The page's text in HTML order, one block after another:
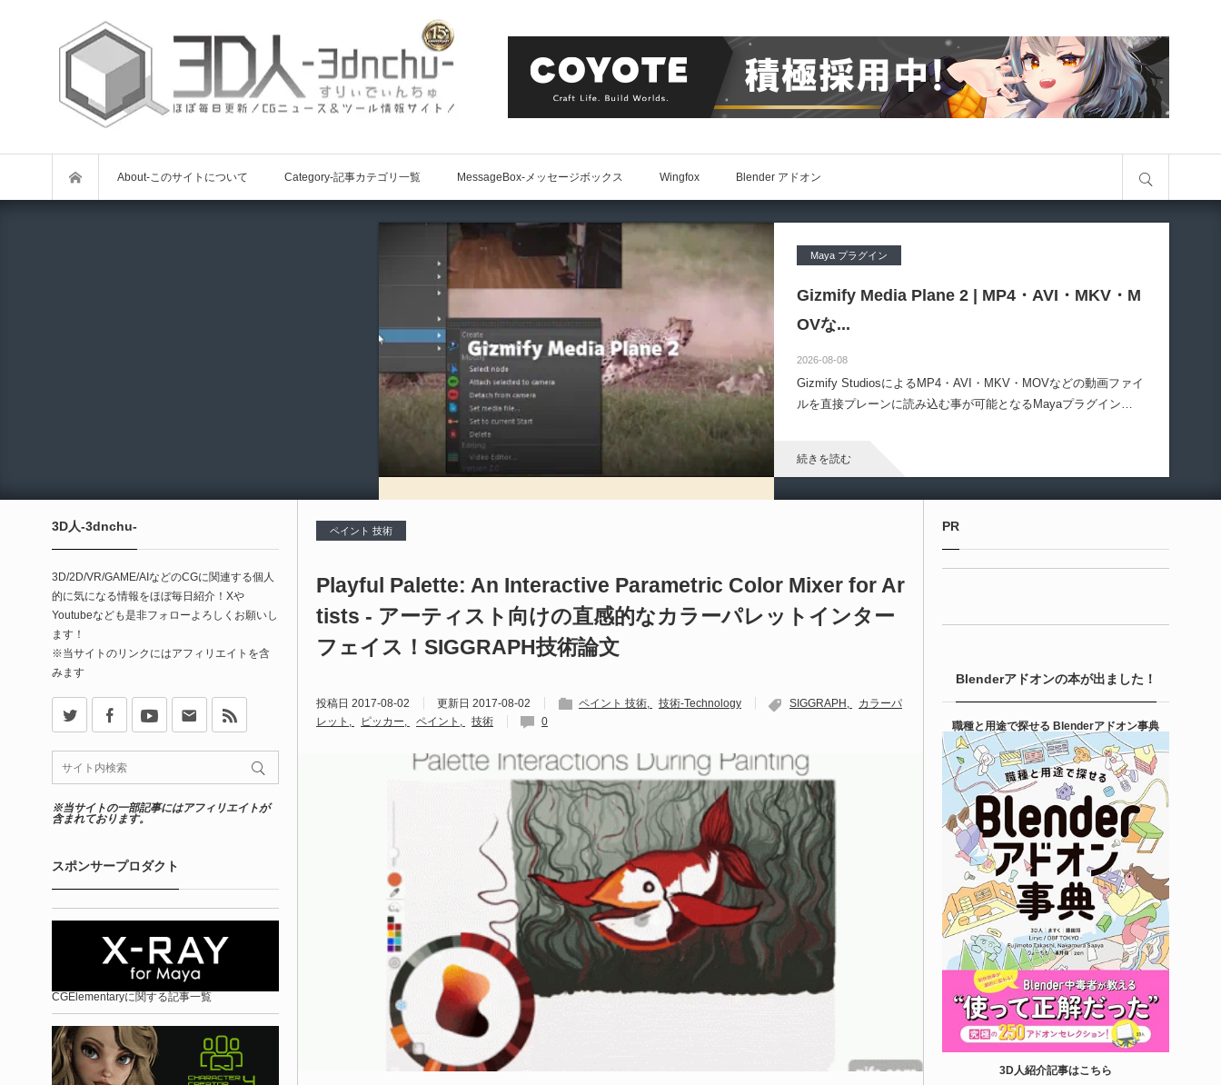
About-このサイトについて Category-記事カテゴリ一覧 MessageBox-メッセージボックス Wingfox Blender アドオン
Maya プラグイン
Gizmify Media Plane 2 | MP4・AVI・MKV・M
OVな...
2026-08-08
Gizmify StudiosによるMP4・AVI・MKV・MOVなどの動画ファイ
ルを直接プレーンに読み込む事が可能となるMayaプラグイン
続きを読む
Material Parameter Manager | Unreal Engi...
2026-08-07
日本のゲーム系テクニカルアーティストのTack2氏
（@Tack2_3D）が展開する「Kachipochi（@kachipochi_tool）」
Parameter Manager」が公開されています。マテリアルやマテリ
ルです。
Pipe It | 直感的にパイプ形状を構築出来るUnre
al Engine 5...
2026-08-05
Sentient Softwareによる、直感的にパイプ形状を構築出来る
Unreal Engine 5向けプラグイン「Pipe It」がFab上でリリースさ
れました！
続きを読む
Directive Utilities | ブループリントライブラリ
ペイント 技術
Playful Palette: An Interactive Parametric Color Mixer for Ar
tists - アーティスト向けの直感的なカラーパレットインター
フェイス！SIGGRAPH技術論文
投稿日 2017-08-02 更新日 2017-08-02 ペイント 技術 技術-Technology SIGGRAPH
カラーパ
レット
ピッカー ペイント 技術 0
3D人-3dnchu-
3D/2D/VR/GAME/AIなどのCGに関連する個人
的に気になる情報をほぼ毎日紹介！Xや
Youtubeなども是非フォローよろしくお願いし
ます！
※当サイトのリンクにはアフィリエイトを含
みます
※当サイトの一部記事にはアフィリエイトが
含まれております。
スポンサープロダクト
CGElementaryに関する記事一覧
PR
Blenderアドオンの本が出ました！
職種と用途で探せる Blenderアドオン事典
3D人紹介記事はこちら